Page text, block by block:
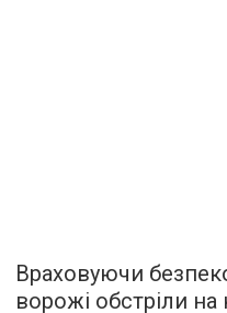
Враховуючи
ворожі обстріли на